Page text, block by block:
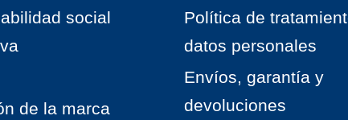
social
de la marca
Política de
datos personales
Envíos, garantía y
devoluciones